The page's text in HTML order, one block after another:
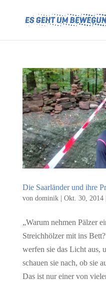
Die Saarländer und ihre
von dominik| Okt. 30, 2014|
„Warum nehmen Pälzer
Streichhölzer mit ins
werfen sie das Licht aus,
schauen sie nach, ob sie
Das ist nur einer von